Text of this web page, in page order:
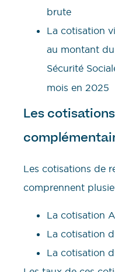
brute
La cotisation
au montant
Sécurité
mois en 2025
Les
Les cotisations de
comprennent
La cotisation
La cotisation
La cotisation